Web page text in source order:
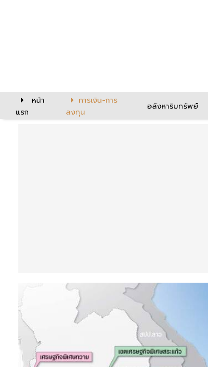
หน้า
แรก
การเงิน-การ
ลงทุน
อสังหาริมทรัพย์